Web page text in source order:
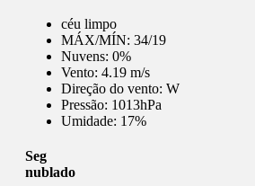
céu limpo
MÁX/MÍN: 34/19
Nuvens: 0%
Vento: 4.19 m/s
Direção do vento: W
Pressão: 1013hPa
Umidade: 17%
Seg
nublado